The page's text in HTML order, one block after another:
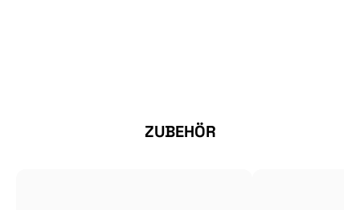
Produktgalerie überspringen
ZUBEHÖR